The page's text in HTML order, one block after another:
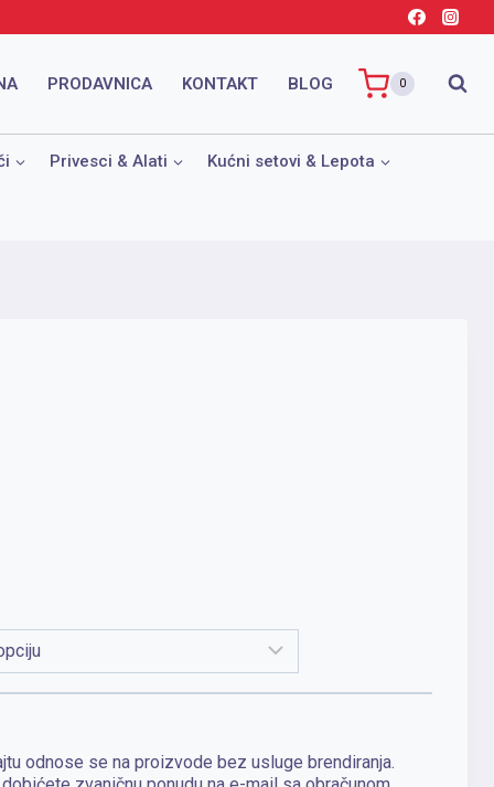
PRODAVNICA KONTAKT BLOG 0
Privesci & Alati Kućni setovi & Lepota
odnose se na proizvode bez usluge brendiranja.